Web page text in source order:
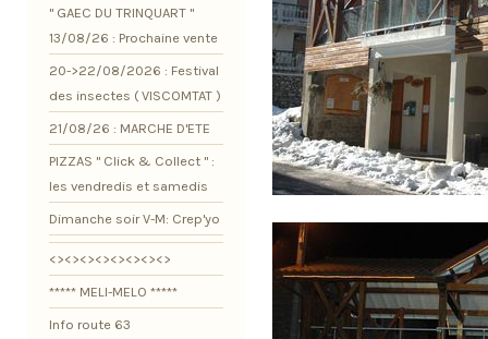
" GAEC DU TRINQUART "
13/08/26 : Prochaine vente
20->22/08/2026 : Festival
des insectes ( VISCOMTAT )
21/08/26 : MARCHE D'ETE
PIZZAS " Click & Collect " :
les vendredis et samedis
Dimanche soir V-M: Crep'yo
<><><><><><><><>
***** MELI-MELO *****
Info route 63